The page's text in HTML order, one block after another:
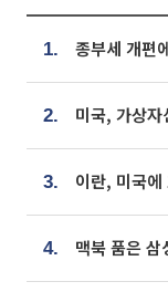
1.
2.
3.
4.